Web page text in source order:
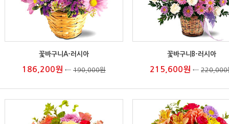
꽃바구니A-러시아
186,200원 ← 190,000원
꽃바구니B-러시아
215,600원 ← 220,000